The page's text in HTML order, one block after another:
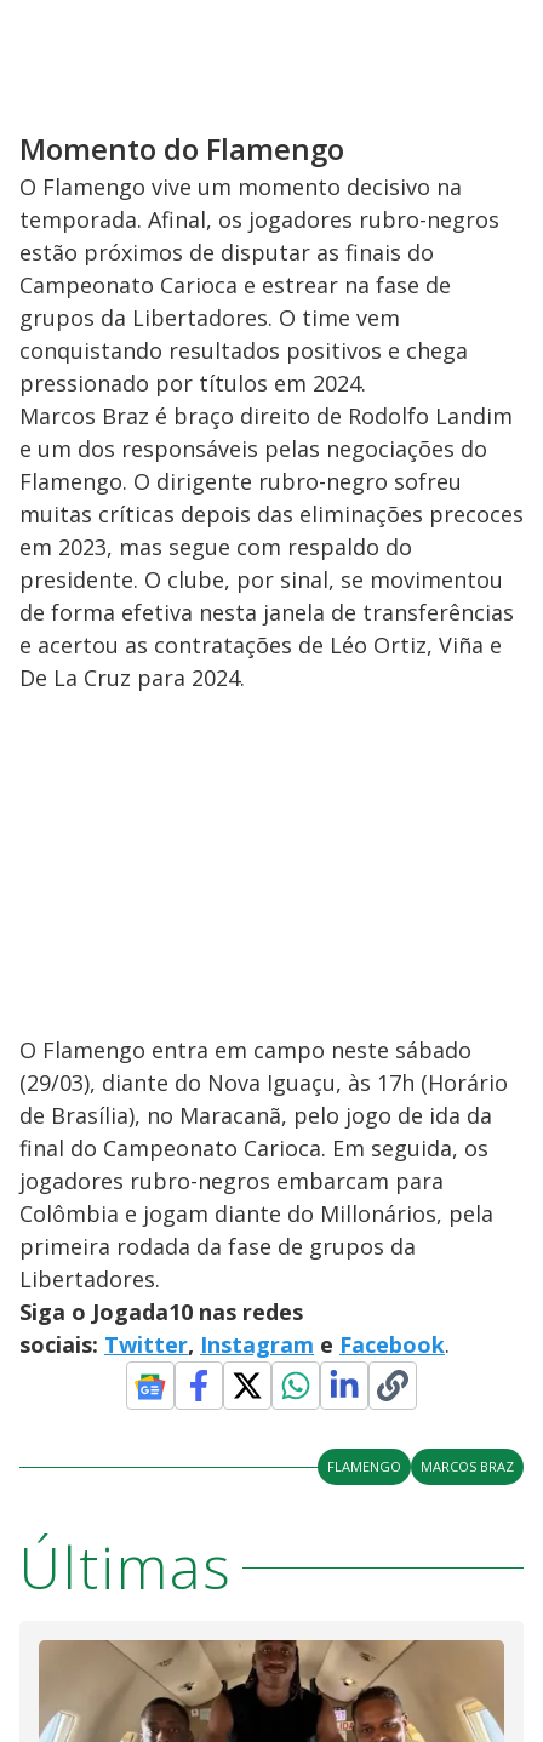
Momento do Flamengo
O Flamengo vive um momento decisivo na
temporada. Afinal, os jogadores rubro-negros
estão próximos de disputar as finais do
Campeonato Carioca e estrear na fase de
grupos da Libertadores. O time vem
conquistando resultados positivos e chega
pressionado por títulos em 2024.
Marcos Braz é braço direito de Rodolfo Landim
e um dos responsáveis pelas negociações do
Flamengo. O dirigente rubro-negro sofreu
muitas críticas depois das eliminações precoces
em 2023, mas segue com respaldo do
presidente. O clube, por sinal, se movimentou
de forma efetiva nesta janela de transferências
e acertou as contratações de Léo Ortiz, Viña e
De La Cruz para 2024.
O Flamengo entra em campo neste sábado
(29/03), diante do Nova Iguaçu, às 17h (Horário
de Brasília), no Maracanã, pelo jogo de ida da
final do Campeonato Carioca. Em seguida, os
jogadores rubro-negros embarcam para
Colômbia e jogam diante do Millonários, pela
primeira rodada da fase de grupos da
Libertadores.
Siga o Jogada10 nas redes
sociais: Twitter, Instagram e Facebook.
FLAMENGO MARCOS BRAZ
Últimas